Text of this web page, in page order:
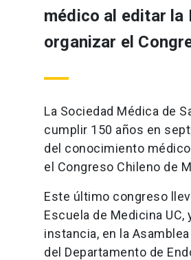
médico al editar la
organizar el
La Sociedad Médica de
cumplir 150 años en
del conocimiento médico
el Congreso Chileno de
Este último congreso
Escuela de Medicina
instancia, en la
del Departamento de